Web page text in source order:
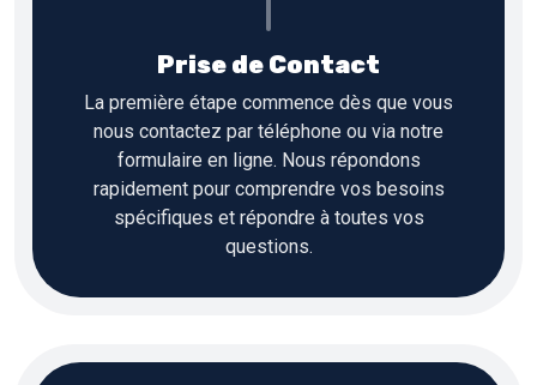
Prise de Contact
La première étape commence dès que vous
nous contactez par téléphone ou via notre
formulaire en ligne. Nous répondons
rapidement pour comprendre vos besoins
spécifiques et répondre à toutes vos
questions.